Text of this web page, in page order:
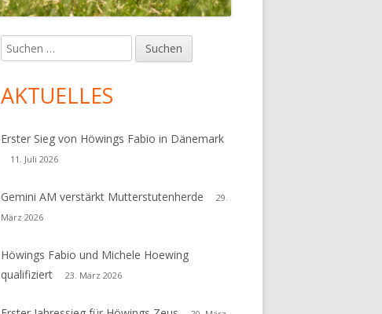
Haupt-
Seitenleiste
Suchen
nach:
AKTUELLES
Erster Sieg von Höwings Fabio in Dänemark
11. Juli 2026
Gemini AM verstärkt Mutterstutenherde
29.
März 2026
Höwings Fabio und Michele Hoewing
qualifiziert
23. März 2026